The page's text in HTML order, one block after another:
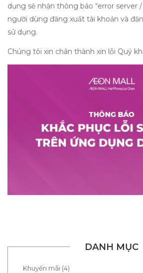
dụng sẽ nhận thông báo “error server /
người dùng đăng xuất tài khoản và
sử dụng.
Chúng tôi xin chân thành xin lỗi Quý
DANH MỤC
Khuyến mãi (4)